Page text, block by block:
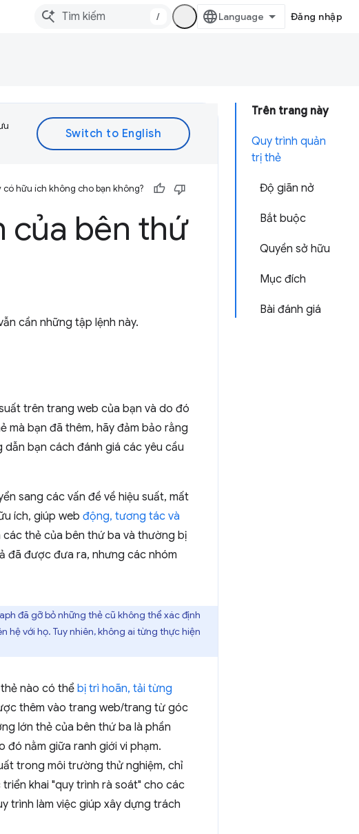
/ Đăng nhập
Trên trang này
Quy trình quản
trị thẻ
Độ giãn nở
Bắt buộc
Quyền sở hữu
Mục đích
Bài đánh giá
hữu ích không cho bạn không?
của bên thứ
cần những tập lệnh này.
trên trang web của bạn và do đó
mà bạn đã thêm, hãy đảm bảo rằng
bạn cách đánh giá các yêu cầu
sang các vấn đề về hiệu suất, mất
ích, giúp web động, tương tác và
thẻ của bên thứ ba và thường bị
đã được đưa ra, nhưng các nhóm
đã gỡ bỏ những thẻ cũ không thể xác định
hệ với họ. Tuy nhiên, không ai từng thực hiện
nào có thể bị trì hoãn, tải từng
thêm vào trang web/trang từ góc
lớn thẻ của bên thứ ba là phần
nằm giữa ranh giới vi phạm.
trong môi trường thử nghiệm, chỉ
khai "quy trình rà soát" cho các
trình làm việc giúp xây dựng trách